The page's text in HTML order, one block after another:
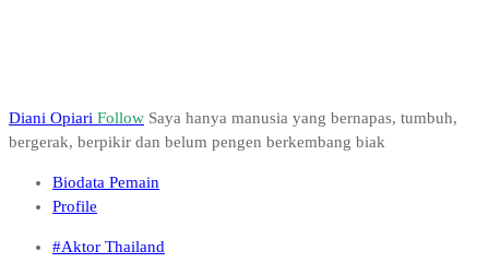
Diani Opiari Follow Saya hanya manusia yang bernapas, tumbuh,
bergerak, berpikir dan belum pengen berkembang biak
Biodata Pemain
Profile
#Aktor Thailand